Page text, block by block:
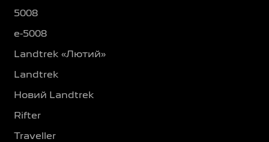
5008
e-5008
Landtrek «Лютий»
Landtrek
Новий Landtrek
Rifter
Traveller